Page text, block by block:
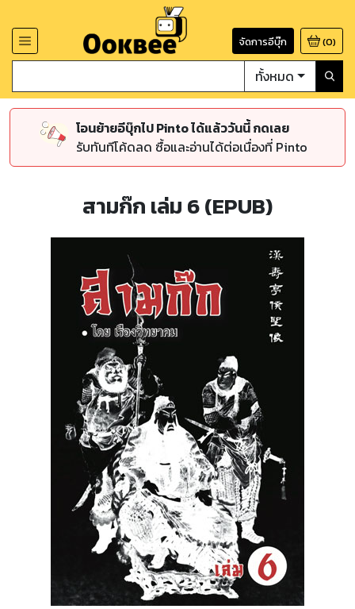
จัดการอีบุ๊ก (0)
ทั้งหมด
โอนย้ายอีบุ๊กไป Pinto ได้แล้ววันนี้ กดเลย
รับทันทีโค้ดลด ซื้อและอ่านได้ต่อเนื่องที่ Pinto
สามก๊ก เล่ม 6 (EPUB)